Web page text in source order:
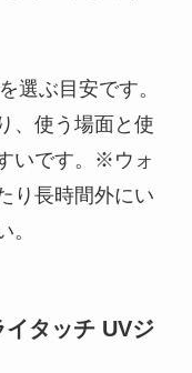
選ぶ目安です。
、使う場面と使
いです。※ウォ
り長時間外にい
。
タッチ UVジ